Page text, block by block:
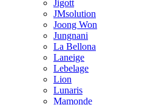
Jigott
JMsolution
Joong Won
Jungnani
La Bellona
Laneige
Lebelage
Lion
Lunaris
Mamonde